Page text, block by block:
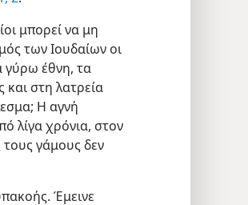
μπορεί να μη
των Ιουδαίων οι
γύρω έθνη, τα
στη λατρεία
Η αγνή
λίγα χρόνια, στον
γάμους δεν
Έμεινε